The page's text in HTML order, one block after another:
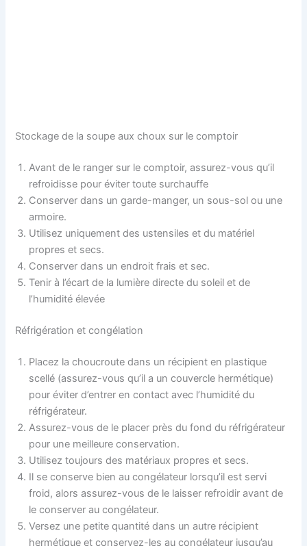
Stockage de la soupe aux choux sur le comptoir
Avant de le ranger sur le comptoir, assurez-vous qu’il
refroidisse pour éviter toute surchauffe
Conserver dans un garde-manger, un sous-sol ou une
armoire.
Utilisez uniquement des ustensiles et du matériel
propres et secs.
Conserver dans un endroit frais et sec.
Tenir à l’écart de la lumière directe du soleil et de
l’humidité élevée
Réfrigération et congélation
Placez la choucroute dans un récipient en plastique
scellé (assurez-vous qu’il a un couvercle hermétique)
pour éviter d’entrer en contact avec l’humidité du
réfrigérateur.
Assurez-vous de le placer près du fond du réfrigérateur
pour une meilleure conservation.
Utilisez toujours des matériaux propres et secs.
Il se conserve bien au congélateur lorsqu’il est servi
froid, alors assurez-vous de le laisser refroidir avant de
le conserver au congélateur.
Versez une petite quantité dans un autre récipient
hermétique et conservez-les au congélateur jusqu’au